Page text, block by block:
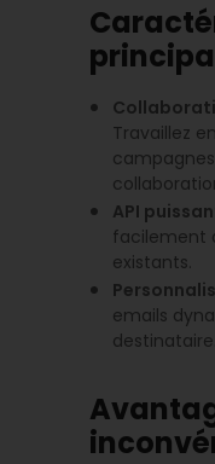
Travaillez
API
facilement
existants.
emails
destinataire.